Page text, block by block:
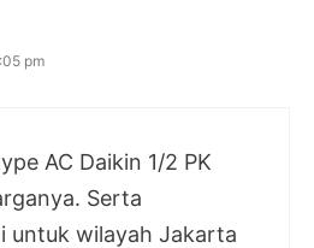
pm
AC Daikin 1/2 PK
Serta
untuk wilayah Jakarta